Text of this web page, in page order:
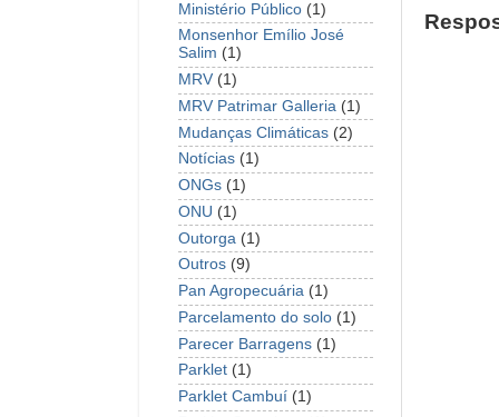
Ministério Público (1)
Monsenhor Emílio José
Salim (1)
MRV (1)
MRV Patrimar Galleria (1)
Mudanças Climáticas (2)
Notícias (1)
ONGs (1)
ONU (1)
Outorga (1)
Outros (9)
Pan Agropecuária (1)
Parcelamento do solo (1)
Parecer Barragens (1)
Parklet (1)
Parklet Cambuí (1)